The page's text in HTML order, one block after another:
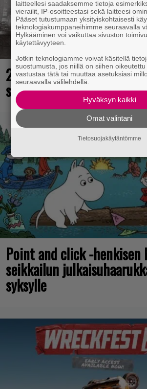
25 kaikkien aikojen
supersankaripeliä listattu
Point and click -henkisen
seikkailun
syksylle
laitteellesi saadaksemme tietoja
vierailit, IP-osoitteestasi sekä laitteesi
Pääset tutustumaan yksityiskohtaisesti
teknologiakumppaneihimme seuraavalla
Hylkääminen voi vaikuttaa sivuston
käytettävyyteen.
Jotkin teknologiamme voivat käsitellä
suostumusta, jos niillä on siihen
vastustaa tätä tai muuttaa asetuksiasi
seuraavalla välilehdellä.
Hyväksyn kaikki
Omat valintani
Tietosuojakäytäntömme